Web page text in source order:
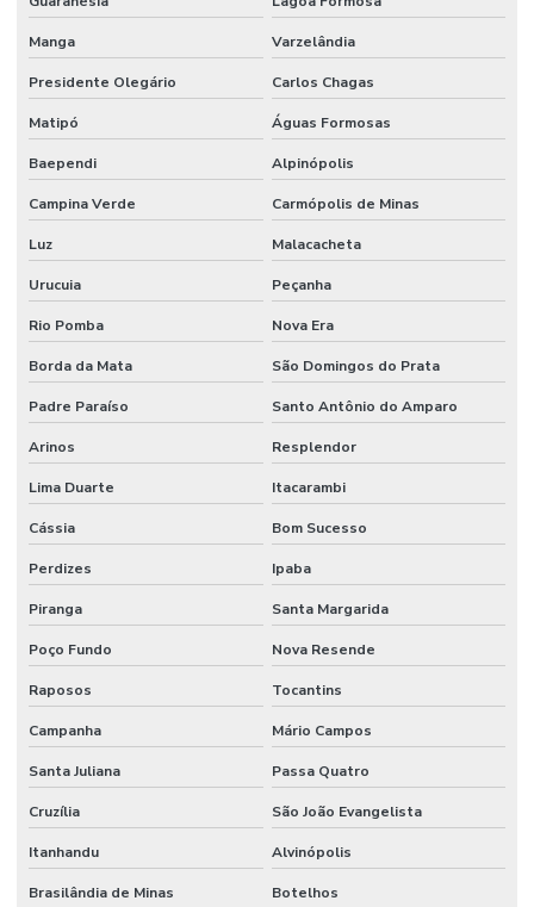
Manga Varzelândia
Presidente Olegário Carlos Chagas
Matipó Águas Formosas
Baependi Alpinópolis
Campina Verde Carmópolis de Minas
Luz Malacacheta
Urucuia Peçanha
Rio Pomba Nova Era
Borda da Mata São Domingos do Prata
Padre Paraíso Santo Antônio do Amparo
Arinos Resplendor
Lima Duarte Itacarambi
Cássia Bom Sucesso
Perdizes Ipaba
Piranga Santa Margarida
Poço Fundo Nova Resende
Raposos Tocantins
Campanha Mário Campos
Santa Juliana Passa Quatro
Cruzília São João Evangelista
Itanhandu Alvinópolis
Brasilândia de Minas Botelhos